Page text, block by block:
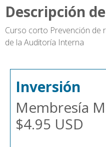
Descripción
Curso corto Prevención de
de la Auditoría Interna
Inversión
Membresía
$4.95 USD